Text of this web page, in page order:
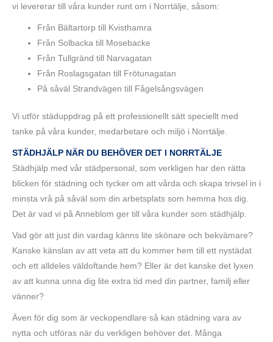
vi levererar till våra kunder runt om i Norrtälje, såsom:
Från Bältartorp till Kvisthamra
Från Solbacka till Mosebacke
Från Tullgränd till Narvagatan
Från Roslagsgatan till Frötunagatan
På såväl Strandvägen till Fågelsångsvägen
Vi utför städuppdrag på ett professionellt sätt speciellt med
tanke på våra kunder, medarbetare och miljö i Norrtälje.
STÄDHJÄLP NÄR DU BEHÖVER DET I NORRTÄLJE
Städhjälp med vår städpersonal, som verkligen har den rätta
blicken för städning och tycker om att vårda och skapa trivsel in i
minsta vrå på såväl som din arbetsplats som hemma hos dig.
Det är vad vi på Anneblom ger till våra kunder som städhjälp.
Vad gör att just din vardag känns lite skönare och bekvämare?
Kanske känslan av att veta att du kommer hem till ett nystädat
och ett alldeles väldoftande hem? Eller är det kanske det lyxen
av att kunna unna dig lite extra tid med din partner, familj eller
vänner?
Även för dig som är veckopendlare så kan städning vara av
nytta och utföras när du verkligen behöver det. Många